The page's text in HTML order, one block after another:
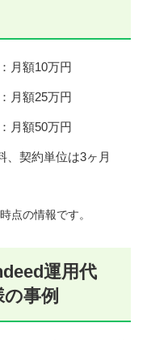
月額10万円
月額25万円
月額50万円
契約単位は3ヶ月
点の情報です。
運用代
事例